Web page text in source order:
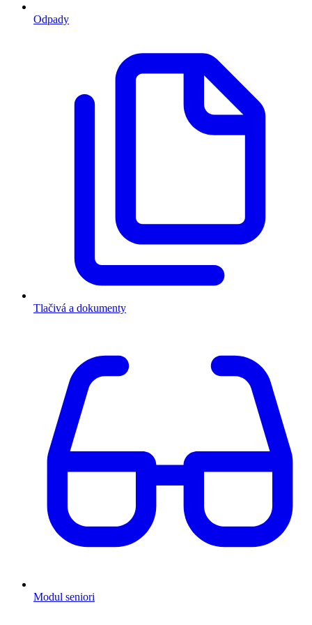
Odpady
Tlačivá a dokumenty
Modul seniori